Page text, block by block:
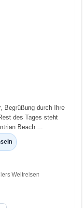
Begrüßung durch Ihre
des Tages steht
Beach ...
Weltreisen